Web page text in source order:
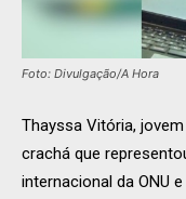
Foto: Divulgação/A Hora
Thayssa Vitória,
crachá que
internacional da ONU